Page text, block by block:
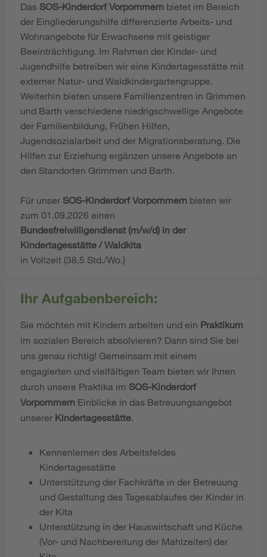
Das SOS-Kinderdorf Vorpommern bietet im Bereich
der Eingliederungshilfe differenzierte Arbeits- und
Wohnangebote für Erwachsene mit geistiger
Beeinträchtigung. Im Rahmen der Kinder- und
Jugendhilfe betreiben wir eine Kindertagesstätte mit
externer Natur- und Waldkindergartengruppe.
Weiterhin bieten unsere Familienzentren in Grimmen
und Barth verschiedene niedrigschwellige Angebote
der Familienbildung, Frühen Hilfen,
Jugendsozialarbeit und der Migrationsberatung. Die
Hilfen zur Erziehung ergänzen unsere Angebote an
den Standorten Grimmen und Barth.
Für unser SOS-Kinderdorf Vorpommern bieten wir
zum 01.09.2026 einen
Bundesfreiwilligendienst (m/w/d) in der
Kindertagesstätte / Waldkita
in Vollzeit (38,5 Std./Wo.)
Ihr Aufgabenbereich:
Sie möchten mit Kindern arbeiten und ein Praktikum
im sozialen Bereich absolvieren? Dann sind Sie bei
uns genau richtig! Gemeinsam mit einem
engagierten und vielfältigen Team bieten wir Ihnen
durch unsere Praktika im SOS-Kinderdorf
Vorpommern Einblicke in das Betreuungsangebot
unserer Kindertagesstätte.
Kennenlernen des Arbeitsfeldes
Kindertagesstätte
Unterstützung der Fachkräfte in der Betreuung
und Gestaltung des Tagesablaufes der Kinder in
der Kita
Unterstützung in der Hauswirtschaft und Küche
(Vor- und Nachbereitung der Mahlzeiten) der